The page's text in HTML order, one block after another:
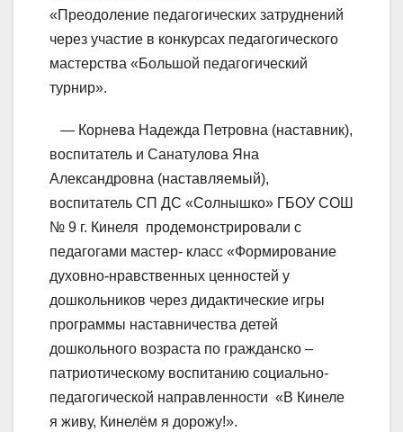
«Преодоление педагогических затруднений
через участие в конкурсах педагогического
мастерства «Большой педагогический
турнир».
— Корнева Надежда Петровна (наставник),
воспитатель и Санатулова Яна
Александровна (наставляемый),
воспитатель СП ДС «Солнышко» ГБОУ СОШ
№ 9 г. Кинеля продемонстрировали с
педагогами мастер- класс «Формирование
духовно-нравственных ценностей у
дошкольников через дидактические игры
программы наставничества детей
дошкольного возраста по гражданско –
патриотическому воспитанию социально-
педагогической направленности «В Кинеле
я живу, Кинелём я дорожу!».